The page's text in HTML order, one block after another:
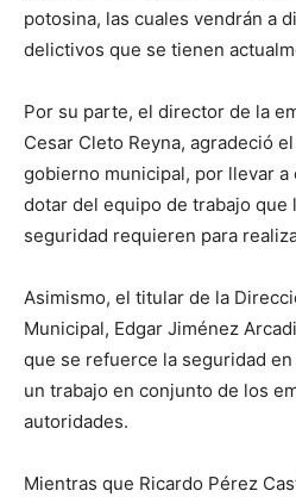
potosina, las cuales vendrán a
delictivos que se tienen
Por su parte, el director de la
Cesar Cleto Reyna, agradeció
gobierno municipal, por llevar a
dotar del equipo de trabajo que
seguridad requieren para
Asimismo, el titular de la
Municipal, Edgar Jiménez
que se refuerce la seguridad
un trabajo en conjunto de los
autoridades.
Mientras que Ricardo Pérez